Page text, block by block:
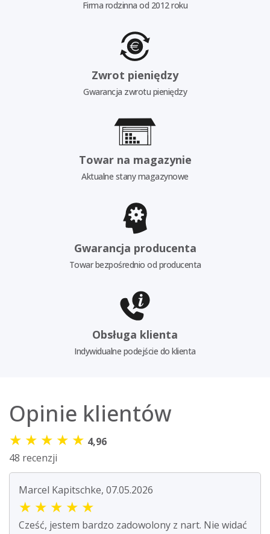
Firma rodzinna od 2012 roku
Zwrot pieniędzy
Gwarancja zwrotu pieniędzy
Towar na magazynie
Aktualne stany magazynowe
Gwarancja producenta
Towar bezpośrednio od producenta
Obsługa klienta
Indywidualne podejście do klienta
Opinie klientów
★ ★ ★ ★ ★ 4,96
48 recenzji
Marcel Kapitschke, 07.05.2026
★ ★ ★ ★ ★
Cześć, jestem bardzo zadowolony z nart. Nie widać